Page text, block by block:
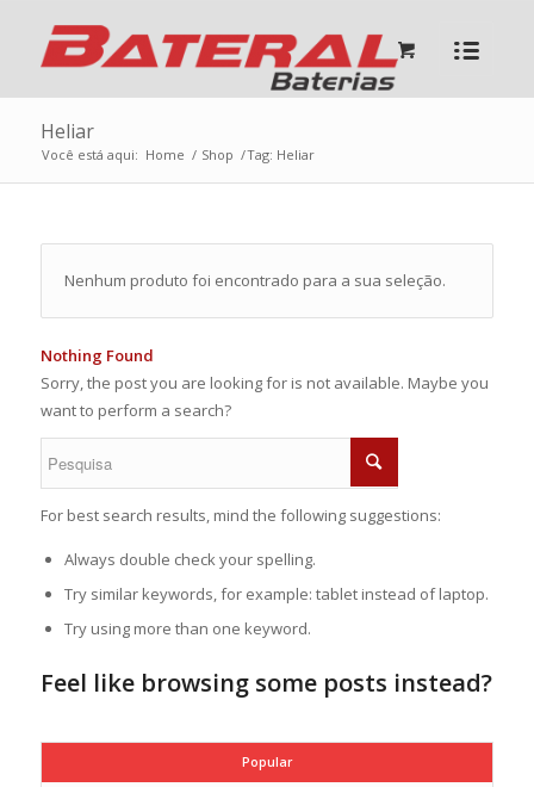
Heliar
Você está aqui: Home / Shop /Tag: Heliar
Nenhum produto foi encontrado para a sua seleção.
Nothing Found
Sorry, the post you are looking for is not available. Maybe you
want to perform a search?
For best search results, mind the following suggestions:
Always double check your spelling.
Try similar keywords, for example: tablet instead of laptop.
Try using more than one keyword.
Feel like browsing some posts instead?
Popular